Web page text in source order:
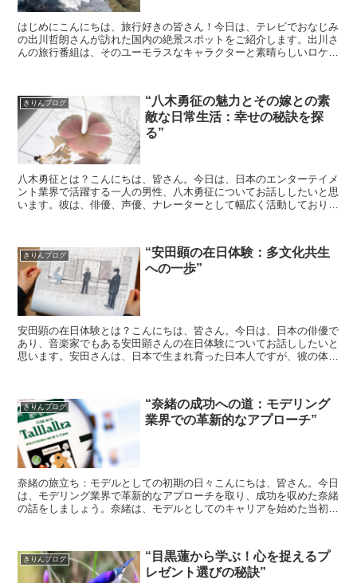
はじめにこんにちは、旅行好きの皆さん！今日は、テレビでおなじみ
の出川哲朗さんが訪れた国内の絶景スポットをご紹介します。出川さ
んの旅行番組は、そのユーモラスなキャラクターと素晴らしいロケー
きりんブログ
“八木勇征の魅力とその嫁との素
敵な日常生活：幸せの秘訣を探
る”
八木勇征とは？こんにちは、皆さん。今日は、日本のエンターテイメ
ント業界で活躍する一人の男性、八木勇征についてお話ししたいと思
います。彼は、俳優、声優、ナレーターとして幅広く活動しており、
きりんブログ
“安田顕の在日体験：多文化共生
への一歩”
安田顕の在日体験とは？こんにちは、皆さん。今日は、日本の俳優で
あり、音楽家でもある安田顕さんの在日体験についてお話ししたいと
思います。安田さんは、日本で生まれ育った日本人ですが、彼の体験
きりんブログ
“奈緒の成功への道：モデリング
業界での革新的なアプローチ”
奈緒の旅立ち：モデルとしての初期の日々こんにちは、皆さん。今日
は、モデリング業界で革新的なアプローチを取り、成功を収めた奈緒
の話をしましょう。奈緒は、モデルとしてのキャリアを始めた当初、
きりんブログ
“目黒蓮から学ぶ！心を捉えるプ
レゼント選びの秘訣”